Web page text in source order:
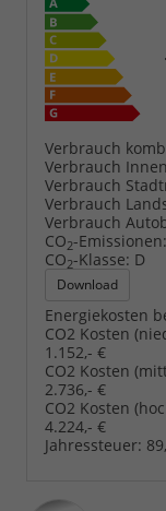
Verbrauch
Verbrauch
Verbrauch
Verbrauch
Verbrauch
CO2-Emissionen:
CO2-Klasse: D
Download
Energiekosten
CO2 Kosten
1.152,- €
CO2 Kosten
2.736,- €
CO2 Kosten
4.224,- €
Jahressteuer: